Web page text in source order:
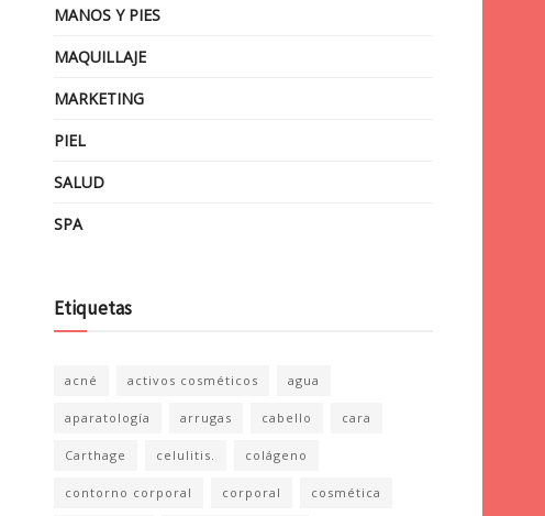
MANOS Y PIES
MAQUILLAJE
MARKETING
PIEL
SALUD
SPA
Etiquetas
acné activos cosméticos agua
aparatología arrugas cabello cara
Carthage celulitis. colágeno
contorno corporal corporal cosmética